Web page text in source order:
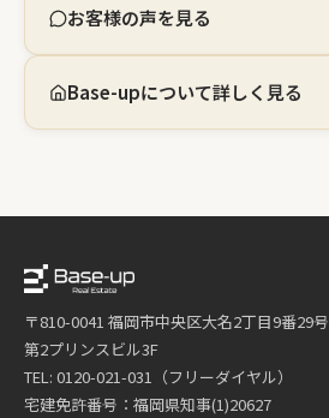
お客様の声を見る
Base-upについて詳しく見る
〒810-0041 福岡市中央区大名2丁目9番29号
第2プリンスビル3F
TEL: 0120-021-031（フリーダイヤル）
宅建免許番号：福岡県知事(1)20627